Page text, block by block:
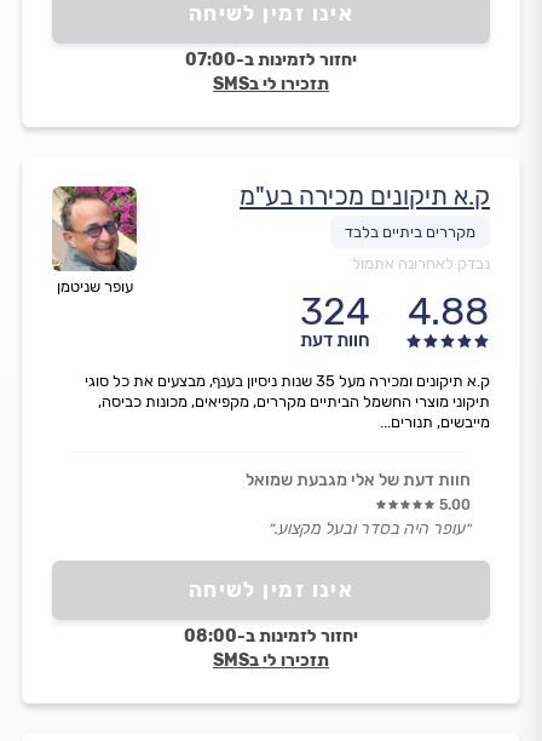
אינו זמין לשיחה
יחזור לזמינות ב-07:00
תזכירו לי בSMS
עופר שניטמן
ק.א תיקונים מכירה בע"מ
נבדק לאחרונה אתמול
4.88
324
חוות דעת
אינו זמין לשיחה
יחזור לזמינות ב-08:00
תזכירו לי בSMS
ק.א תיקונים ומכירה מעל 35 שנות ניסיון בענף, מבצעים את כל סוגי
תיקוני מוצרי החשמל הביתיים מקררים, מקפיאים, מכונות כביסה,
מייבשים, תנורים...
חוות דעת של אלי מגבעת שמואל
5.00
״עופר היה בסדר ובעל מקצוע.״